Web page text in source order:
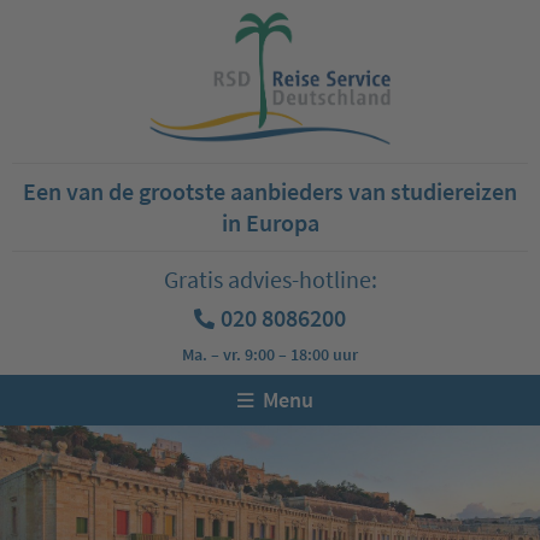
Een van de grootste aanbieders van studiereizen
in Europa
Gratis advies-hotline:
020 8086200
Ma. – vr. 9:00 – 18:00 uur
Menu